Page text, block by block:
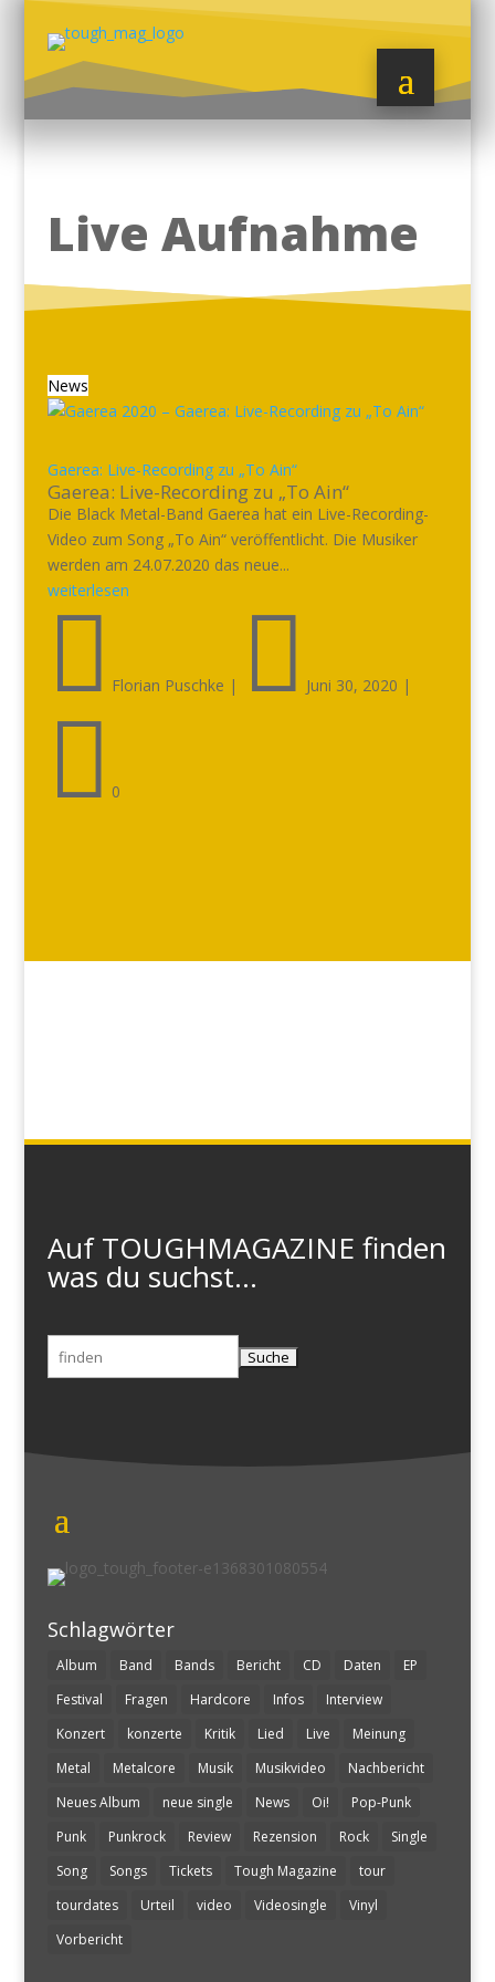
Live Aufnahme
News
Gaerea: Live-Recording zu „To Ain“
Gaerea: Live-Recording zu „To Ain“
Die Black Metal-Band Gaerea hat ein Live-Recording-
Video zum Song „To Ain“ veröffentlicht. Die Musiker
werden am 24.07.2020 das neue...
weiterlesen
 Florian Puschke |  Juni 30, 2020 |
 0
Auf TOUGHMAGAZINE finden
was du suchst...
Suchen
nach:
Schlagwörter
Album Band Bands Bericht CD Daten
EP
Festival
Fragen Hardcore Infos
Interview
Konzert
konzerte Kritik Lied Live
Meinung
Metal
Metalcore Musik Musikvideo
Nachbericht
Neues Album
neue single News Oi!
Pop-Punk
Punk
Punkrock Review Rezension Rock
Single
Song
Songs Tickets Tough Magazine
tour
tourdates
Urteil video Videosingle
Vinyl
Vorbericht